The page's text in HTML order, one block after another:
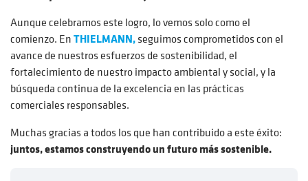
Aunque celebramos este logro, lo vemos solo como el
comienzo. EnTHIELMANN,seguimos comprometidos con el
avance de nuestros esfuerzos de sostenibilidad, el
fortalecimiento de nuestro impacto ambiental y social, y la
búsqueda continua de la excelencia en las prácticas
comerciales responsables.
Muchas gracias a todos los que han contribuido a este éxito:
juntos, estamos construyendo un futuro más sostenible.